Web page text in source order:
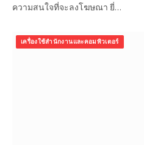
ความสนใจที่จะลงโฆษณา ยี่…
เครื่องใช้สำนักงานและคอมพิวเตอร์